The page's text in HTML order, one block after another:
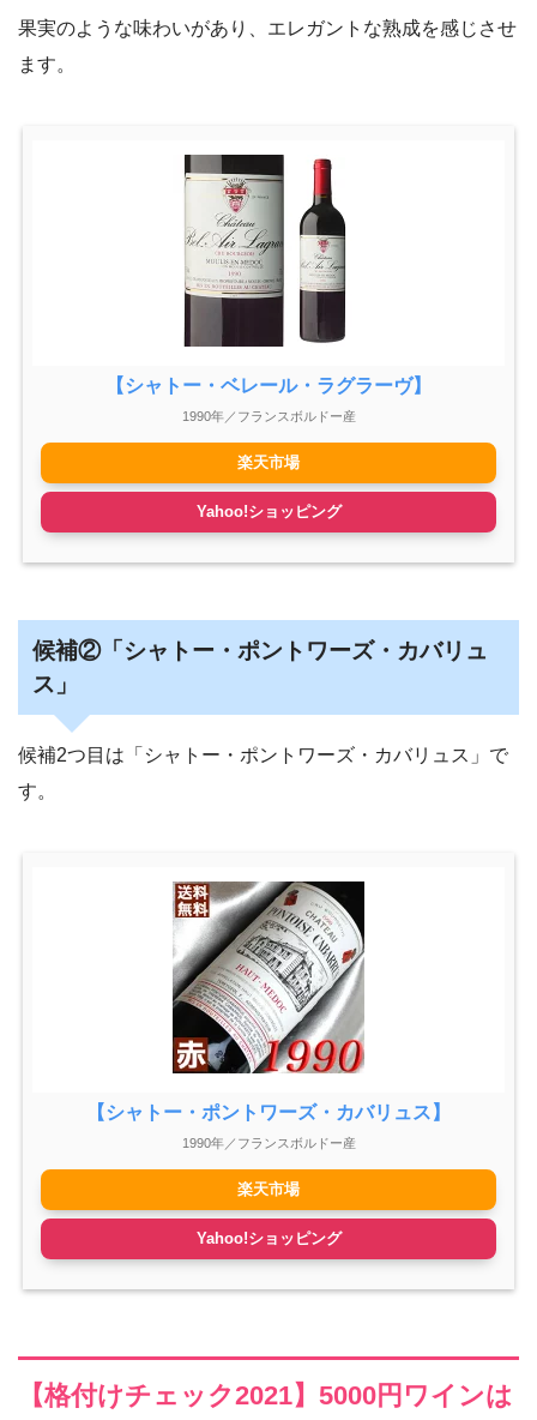
果実のような味わいがあり、エレガントな熟成を感じさせ
ます。
【シャトー・ベレール・ラグラーヴ】
1990年／フランスボルドー産
楽天市場
Yahoo!ショッピング
候補②「シャトー・ポントワーズ・カバリュ
ス」
候補2つ目は「シャトー・ポントワーズ・カバリュス」で
す。
【シャトー・ポントワーズ・カバリュス 】
1990年／フランスボルドー産
楽天市場
Yahoo!ショッピング
【格付けチェック2021】5000円ワインは